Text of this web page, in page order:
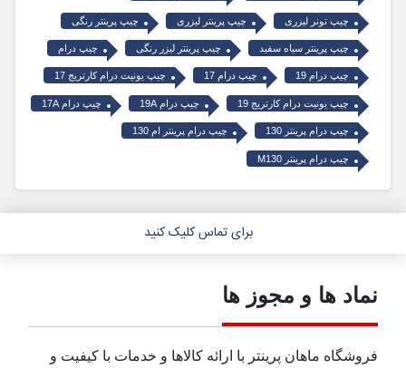
چیپ تونر لیزری چیپ پرینتر لیزری چیپ پرینتر رنگی
چیپ پرینتر سیاه سفید چیپ پرینتر لیزر رنگی چیپ درام
چیپ درام 19 چیپ درام 17 چیپ یونیت درام کارتریج 17
چیپ یونیت درام کارتریج 19 چیپ درام 19A چیپ درام 17A
چیپ درام پرینتر 130 چیپ درام پرینتر ام 130
چیپ درام پرینتر M130
برای تماس کلیک کنید
نماد ها و مجوز ها
فروشگاه ماهان پرینتر با ارائه کالاها و خدمات با کیفیت و